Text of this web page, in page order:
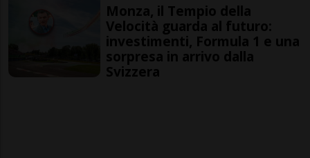
Monza, il Tempio della
Velocità guarda al futuro:
investimenti, Formula 1 e una
sorpresa in arrivo dalla
Svizzera